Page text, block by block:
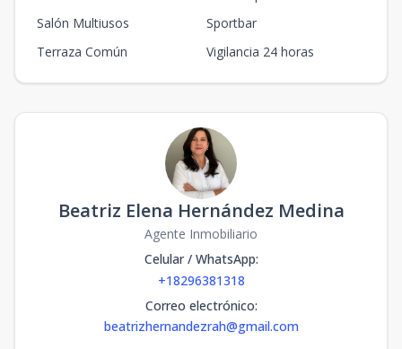
Salón Multiusos
Sportbar
Terraza Común
Vigilancia 24 horas
Beatriz Elena Hernández Medina
Agente Inmobiliario
Celular / WhatsApp:
+18296381318
Correo electrónico:
beatrizhernandezrah@gmail.com